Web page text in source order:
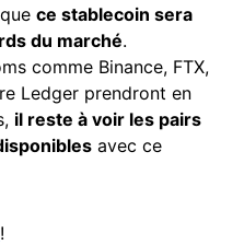
ce stablecoin sera
du marché.
comme Binance, FTX,
Ledger prendront en
il reste à voir les pairs
avec ce
!